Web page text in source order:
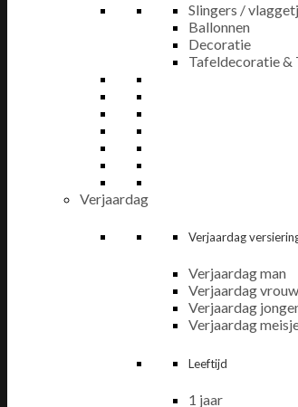
Slingers /
Ballonnen
Decoratie
Tafeldecoratie &
Verjaardag
Verjaardag
Verjaardag man
Verjaardag vrouw
Verjaardag
Verjaardag
Leeftijd
1 jaar